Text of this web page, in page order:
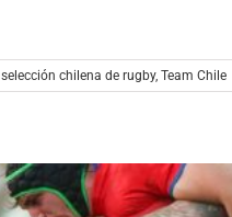
selección chilena de rugby, Team Chile